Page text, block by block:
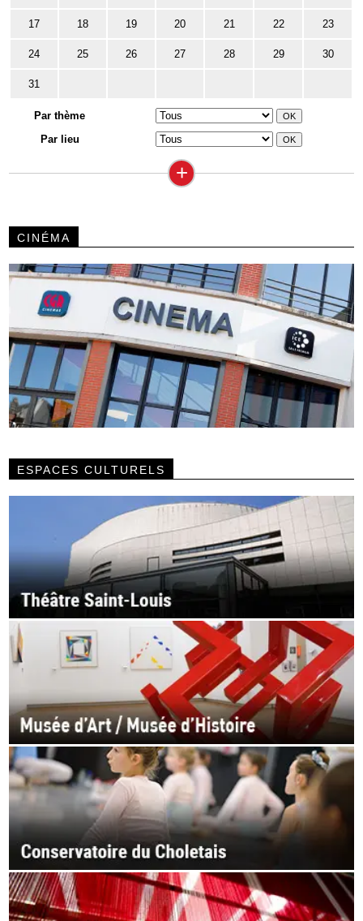
17 18 19 20 21 22 23
24 25 26 27 28 29 30
31
Par thème
Par lieu
+
CINÉMA
ESPACES CULTURELS